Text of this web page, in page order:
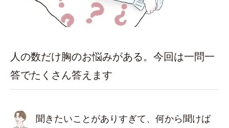
人の数だけ胸のお悩みがある。今回は一問一
答でたくさん答えます
聞きたいことがありすぎて、何から聞けば